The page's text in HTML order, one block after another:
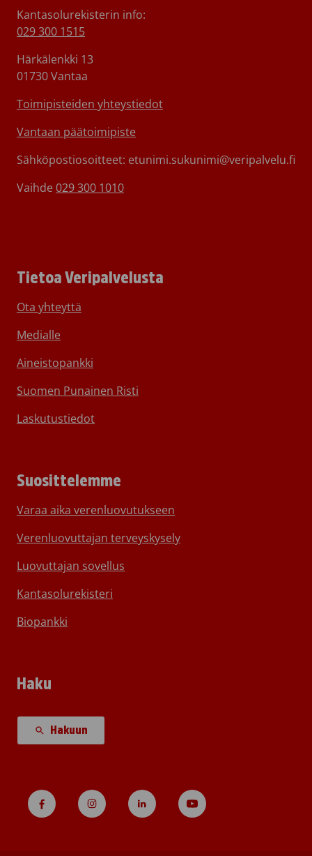
Kantasolurekisterin info:
029 300 1515
Härkälenkki 13
01730 Vantaa
Toimipisteiden yhteystiedot
Vantaan päätoimipiste
Sähköpostiosoitteet: etunimi.sukunimi@veripalvelu.fi
Vaihde 029 300 1010
Tietoa Veripalvelusta
Ota yhteyttä
Medialle
Aineistopankki
Suomen Punainen Risti
Laskutustiedot
Suosittelemme
Varaa aika verenluovutukseen
Verenluovuttajan terveyskysely
Luovuttajan sovellus
Kantasolurekisteri
Biopankki
Haku
Hakuun